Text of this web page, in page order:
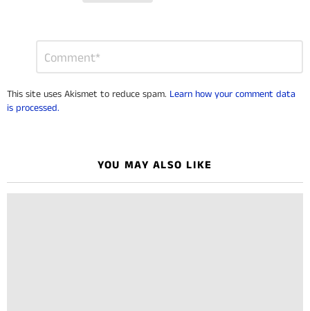
This site uses Akismet to reduce spam. Learn how your comment data
is processed.
YOU MAY ALSO LIKE